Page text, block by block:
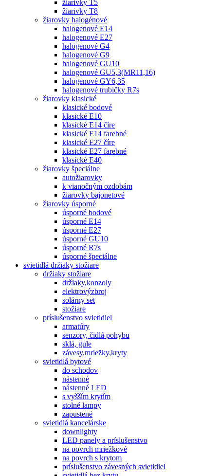
žiarivky T5
žiarivky T8
žiarovky halogénové
halogenové E14
halogenové E27
halogenové G4
halogenové G9
halogenové GU10
halogenové GU5,3(MR11,16)
halogenové GY6,35
halogenové trubičky R7s
žiarovky klasické
klasické bodové
klasické E10
klasické E14 číre
klasické E14 farebné
klasické E27 číre
klasické E27 farebné
klasické E40
žiarovky špeciálne
autožiarovky
k vianočným ozdobám
žiarovky bajonetové
žiarovky úsporné
úsporné bodové
úsporné E14
úsporné E27
úsporné GU10
úsporné R7s
úsporné špeciálne
svietidlá držiaky stožiare
držiaky stožiare
držiaky,konzoly
elektrovýzbroj
solárny set
stožiare
príslušenstvo svietidiel
armatúry
senzory, čidlá pohybu
sklá, gule
závesy,mriežky,kryty
svietidlá bytové
do schodov
nástenné
nástenné LED
s vyšším krytím
stolné lampy
zapustené
svietidlá kancelárske
downlighty
LED panely a príslušenstvo
na povrch mriežkové
na povrch s krytom
príslušenstvo závesných svietidiel